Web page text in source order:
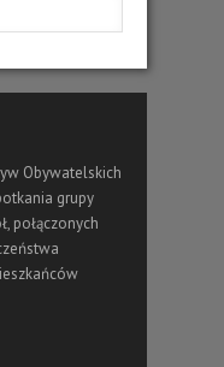
Obywatelskich
grupy
połączonych